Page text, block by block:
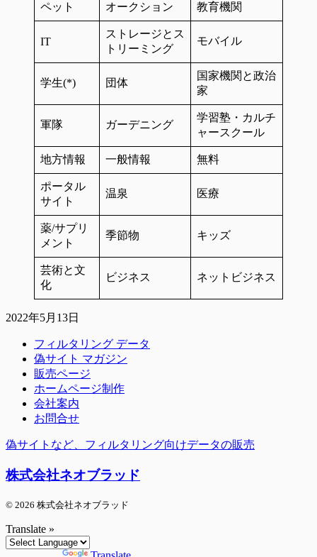
ペット オークション 教育機関
IT
ストレージとス
トリーミング
モバイル
学生(*) 団体
国家機関と政治
家
軍隊 ガーデニング
学習塾・カルチ
ャースクール
地方情報 一般情報 無料
ポータル
サイト
温泉 医療
薬/サプリ
メント
季節物 キッズ
芸術と文
化
ビジネス ネットビジネス
2022年5月13日
フィルタリング データ
偽サイト マガジン
販売ページ
ホームページ制作
会社案内
お問合せ
偽サイトなど、フィルタリング向けデータの販売
株式会社ネオブラッド
© 2026 株式会社ネオブラッド
Translate »